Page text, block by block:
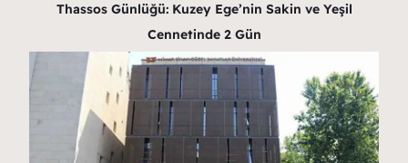
Thassos Günlüğü: Kuzey Ege’nin Sakin ve Yeşil
Cennetinde 2 Gün